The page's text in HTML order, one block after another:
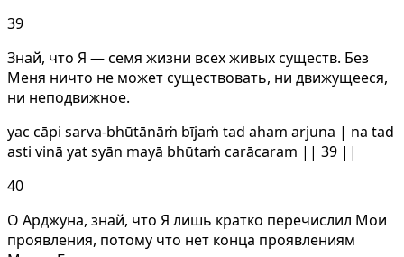
39
Знай, что Я — семя жизни всех живых существ. Без
Меня ничто не может существовать, ни движущееся,
ни неподвижное.
yac cāpi sarva-bhūtānāṁ bījaṁ tad aham arjuna | na tad
asti vinā yat syān mayā bhūtaṁ carācaram || 39 ||
40
О Арджуна, знай, что Я лишь кратко перечислил Мои
проявления, потому что нет конца проявлениям